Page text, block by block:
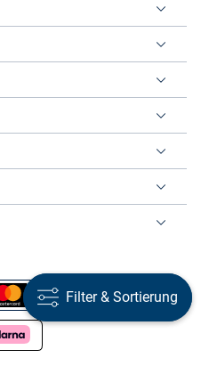
Filter & Sortierung
Filter & Sortierung